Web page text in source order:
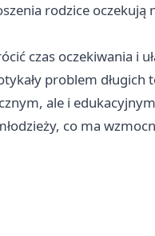
rodzice
czas oczekiwania i
problem
ale i
co ma